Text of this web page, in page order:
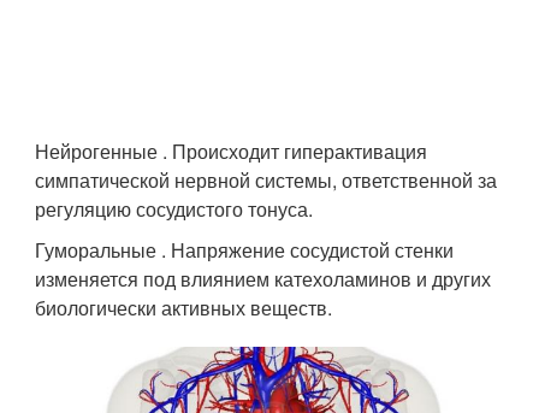
Нейрогенные . Происходит гиперактивация
симпатической нервной системы, ответственной за
регуляцию сосудистого тонуса.
Гуморальные . Напряжение сосудистой стенки
изменяется под влиянием катехоламинов и других
биологически активных веществ.